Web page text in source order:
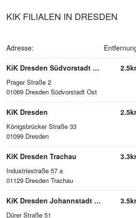
KIK FILIALEN IN DRESDEN
Adresse:
KiK Dresden Südvorstadt Ost
Prager Straße 2
01069 Dresden Südvorstadt Ost
KiK Dresden
Königsbrücker Straße 33
01099 Dresden
KiK Dresden Trachau
Industriestraße 57 a
01129 Dresden Trachau
KiK Dresden Johannstadt Süd
Dürer Straße 51